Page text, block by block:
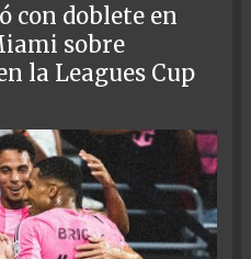
con doblete en
sobre
la Leagues Cup